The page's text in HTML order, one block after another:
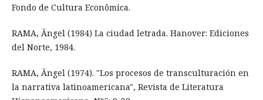
Fondo de Cultura Econômica.
RAMA, Ãngel (1984) La ciudad letrada. Hanover: Ediciones
del Norte, 1984.
RAMA, Ãngel (1974). "Los procesos de transculturación en
la narrativa latinoamericana", Revista de Literatura